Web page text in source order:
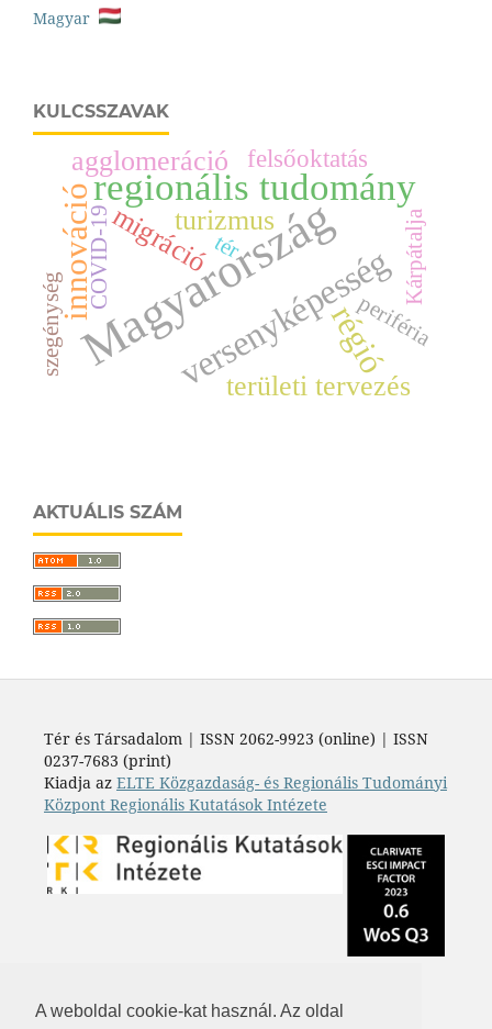
A weboldal cookie-kat használ. Az oldal
Magyar
KULCSSZAVAK
Magyarország
regionális tudomány
versenyképesség
innováció
régió
területi tervezés
migráció
agglomeráció
turizmus
felsőoktatás
COVID-19
szegénység
tér
periféria
Kárpátalja
AKTUÁLIS SZÁM
Tér és Társadalom | ISSN 2062-9923 (online) | ISSN
0237-7683 (print)
Kiadja az ELTE Közgazdaság- és Regionális Tudományi
Központ Regionális Kutatások Intézete